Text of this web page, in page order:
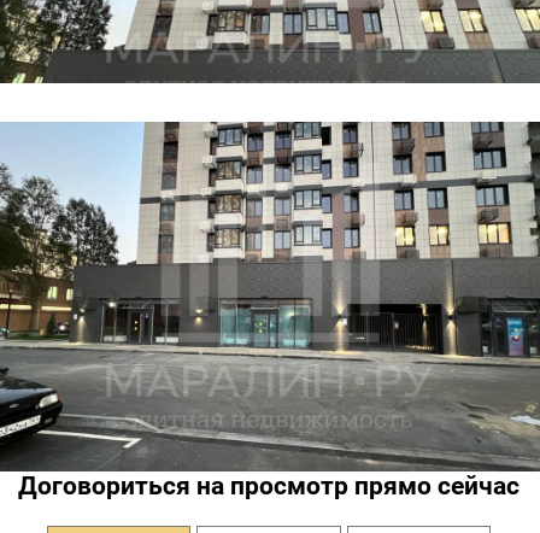
Договориться на просмотр прямо сейчас